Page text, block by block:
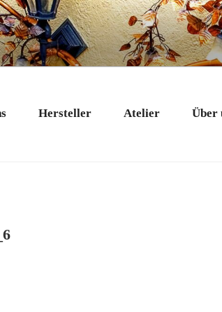
in Bad Tölz
Hersteller Atelier Über